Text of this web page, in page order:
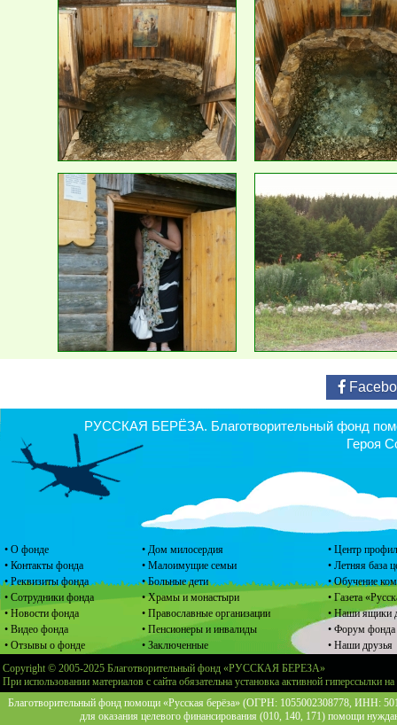
• О фонде
• Контакты фонда
• Реквизиты фонда
• Сотрудники фонда
• Новости фонда
• Видео фонда
• Отзывы о фонде
• Дом милосердия
• Малоимущие семьи
• Больные дети
• Храмы и монастыри
• Православные организации
• Пенсионеры и инвалиды
• Заключенные
• Центр
• Летняя база
• Обучение
• Газета
• Наши ящики
• Форум фонда
• Наши друзья
РУССКАЯ БЕРЁЗА. Благотворительный фонд
Героя
Copyright © 2005-2025 Благотворительный фонд «РУССКАЯ БЕРЕЗА»
При использовании материалов с сайта обязательна установка активной гиперссылки
Благотворительный фонд помощи «Русская берёза» (ОГРН: 1055002308778, ИНН:
для оказания целевого финансирования (010, 140, 171) помощи